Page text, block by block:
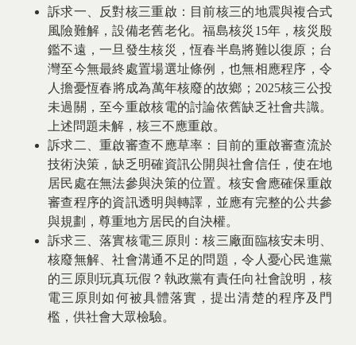
訴求一、反對核三重啟：目前核三的地震與複合式
風險難解，設備老舊老化。福島核災15年，核災殷
鑑不遠，一旦發生核災，恆春半島將難以復原；台
灣至今無最終處置場選址條例，也無相應程序，令
人擔憂恆春將成為萬年核廢的故鄉；2025核三公投
未過關，至今重啟核電的討論依舊缺乏社會共識。
上述問題未解，核三不應重啟。
訴求二、重啟審查不應草率：目前的重啟審查流於
技術決策，缺乏明確資訊公開與社會信任，使在地
居民處在無法參與決策的位置。核安會應確保重啟
審查程序的資訊透明與轉譯，並應有完整的公共參
與規劃，尊重地方居民的自決權。
訴求三、落實核電三原則：核三廠面臨核安未明、
核廢無解、社會溝通不足的問題，令人憂心民進黨
的三原則玩真玩假？執政黨有責任向社會說明，核
電三原則如何被具體落實，提出清楚的程序及門
檻，供社會大眾檢驗。